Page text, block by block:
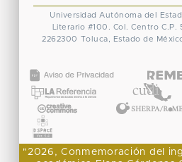
Universidad Autónoma del
Literario #100. Col. Centro C.P.
2262300 Toluca, Estado de
"2026, Conmemoración del